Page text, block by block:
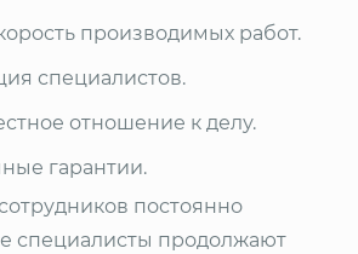
производимых работ.
специалистов.
отношение к делу.
гарантии.
постоянно
специалисты продолжают